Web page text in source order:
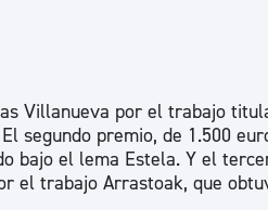
Villanueva por el trabajo
segundo premio, de 1.500
bajo el lema Estela. Y el
el trabajo Arrastoak, que